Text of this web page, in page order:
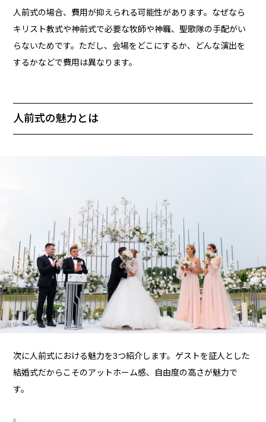
人前式の場合、費用が抑えられる可能性があります。なぜなら
キリスト教式や神前式で必要な牧師や神職、聖歌隊の手配がい
らないためです。ただし、会場をどこにするか、どんな演出を
するかなどで費用は異なります。
人前式の魅力とは
次に人前式における魅力を3つ紹介します。ゲストを証人とした
結婚式だからこそのアットホーム感、自由度の高さが魅力で
す。